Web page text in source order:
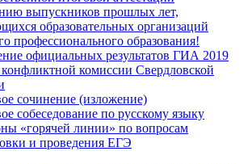
выпускников прошлых лет,
образовательных организаций
профессионального образования!
официальных результатов ГИА 2019
конфликтной комиссии Свердловской
сочинение (изложение)
собеседование по русскому языку
«горячей линии» по вопросам
и проведения ЕГЭ